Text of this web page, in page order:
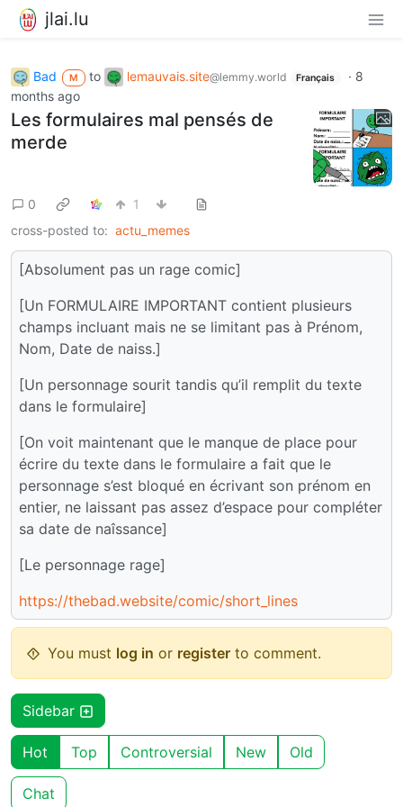
jlai.lu
Bad M to lemauvais.site@lemmy.world Français · 8
months ago
Les formulaires mal pensés de
merde
0
1
cross-posted to: actu_memes
[Absolument pas un rage comic]
[Un FORMULAIRE IMPORTANT contient plusieurs
champs incluant mais ne se limitant pas à Prénom,
Nom, Date de naiss.]
[Un personnage sourit tandis qu’il remplit du texte
dans le formulaire]
[On voit maintenant que le manque de place pour
écrire du texte dans le formulaire a fait que le
personnage s’est bloqué en écrivant son prénom en
entier, ne laissant pas assez d’espace pour compléter
sa date de naîssance]
[Le personnage rage]
https://thebad.website/comic/short_lines
You must log in or register to comment.
Sidebar
Hot Top Controversial New Old
Chat